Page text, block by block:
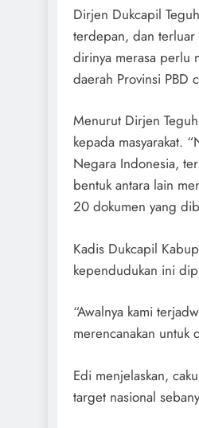
Dirjen Dukcapil
terdepan, dan terluar
dirinya merasa perlu
daerah Provinsi PBD
Menurut Dirjen
kepada masyarakat.
Negara Indonesia,
bentuk antara lain
20 dokumen yang
Kadis Dukcapil
kependudukan ini
“Awalnya kami
merencanakan untuk
Edi menjelaskan,
target nasional